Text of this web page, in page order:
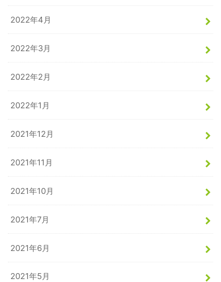
2022年4月
2022年3月
2022年2月
2022年1月
2021年12月
2021年11月
2021年10月
2021年7月
2021年6月
2021年5月